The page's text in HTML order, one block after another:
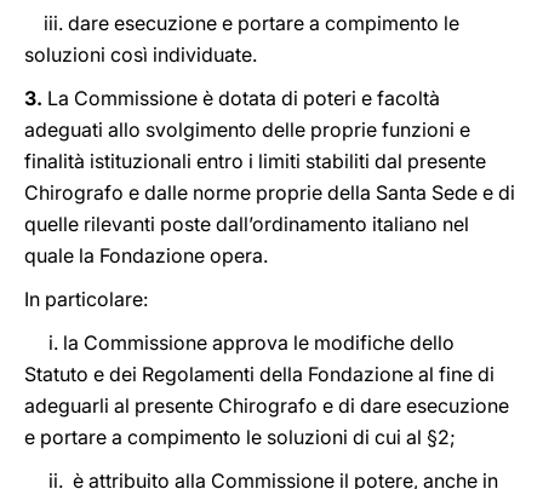
iii. dare esecuzione e portare a compimento le
soluzioni così individuate.
3. La Commissione è dotata di poteri e facoltà
adeguati allo svolgimento delle proprie funzioni e
finalità istituzionali entro i limiti stabiliti dal presente
Chirografo e dalle norme proprie della Santa Sede e di
quelle rilevanti poste dall’ordinamento italiano nel
quale la Fondazione opera.
In particolare:
i. la Commissione approva le modifiche dello
Statuto e dei Regolamenti della Fondazione al fine di
adeguarli al presente Chirografo e di dare esecuzione
e portare a compimento le soluzioni di cui al §2;
ii. è attribuito alla Commissione il potere, anche in